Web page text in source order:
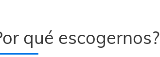
qué escogernos?